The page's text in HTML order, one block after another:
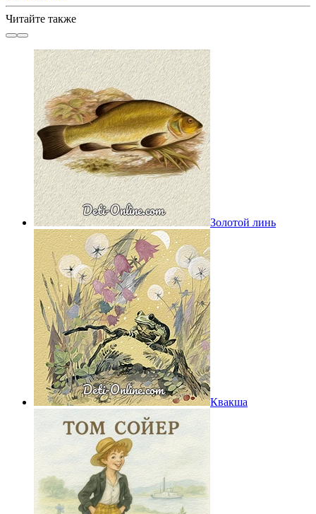
Читайте также
Золотой линь
Квакша